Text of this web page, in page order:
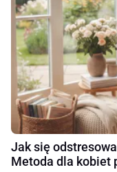
Jak się
Metoda dla kobiet